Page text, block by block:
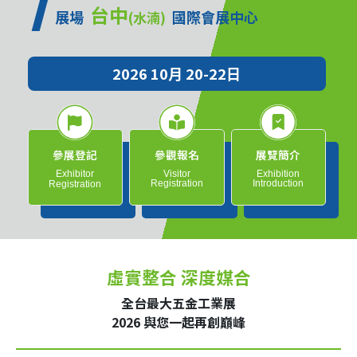
展場 台中(水湳) 國際會展中心
2026 10月 20-22日
參展登記
Exhibitor
Registration
參觀報名
Visitor
Registration
展覽簡介
Exhibition
Introduction
虛實整合 深度媒合
全台最大五金工業展
2026 與您一起再創巔峰